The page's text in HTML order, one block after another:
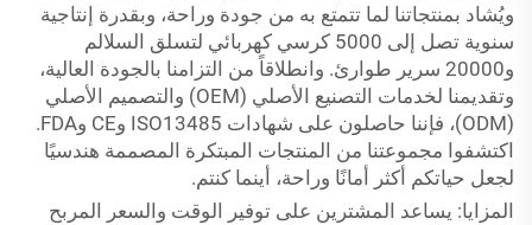
ويُشاد بمنتجاتنا لما تتمتع به من جودة وراحة، وبقدرة إنتاجية
سنوية تصل إلى 5000 كرسي كهربائي لتسلق السلالم
و20000 سرير طوارئ. وانطلاقاً من التزامنا بالجودة العالية،
وتقديمنا لخدمات التصنيع الأصلي (OEM) والتصميم الأصلي
(ODM)، فإننا حاصلون على شهادات ISO13485 وCE وFDA.
اكتشفوا مجموعتنا من المنتجات المبتكرة المصممة هندسيًا
لجعل حياتكم أكثر أمانًا وراحة، أينما كنتم.
المزايا: يساعد المشترين على توفير الوقت والسعر المربح